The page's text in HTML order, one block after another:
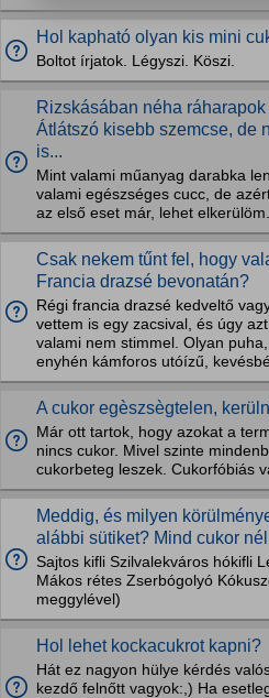
Hol kapható olyan kis mini
Boltot írjatok. Légyszi. Köszi.
Rizskásában néha
Átlátszó kisebb szemcse, de
is...
Mint valami műanyag darabka
valami egészséges cucc, de
az első eset már, lehet
Csak nekem tűnt fel, hogy
Francia drazsé bevonatán?
Régi francia drazsé kedveltő
vettem is egy zacsival, és úgy
valami nem stimmel. Olyan
enyhén kámforos utóízű,
A cukor egèszsègtelen,
Már ott tartok, hogy azokat a
nincs cukor. Mivel szinte
cukorbeteg leszek. Cukorfóbiás
Meddig, és milyen
alábbi sütiket? Mind cukor
Sajtos kifli Szilvalekváros hókifli
Mákos rétes Zserbógolyó
meggylével)
Hol lehet kockacukrot kapni?
Hát ez nagyon hülye kérdés
kezdő felnőtt vagyok:,) Ha